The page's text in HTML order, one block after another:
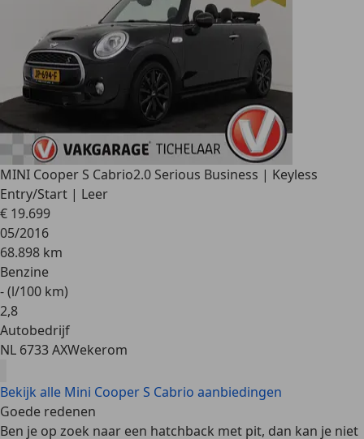
MINI Cooper S Cabrio2.0 Serious Business | Keyless
Entry/Start | Leer
€ 19.699
05/2016
68.898 km
Benzine
- (l/100 km)
2,8
Autobedrijf
NL 6733 AXWekerom
Bekijk alle Mini Cooper S Cabrio aanbiedingen
Goede redenen
Ben je op zoek naar een hatchback met pit, dan kan je niet